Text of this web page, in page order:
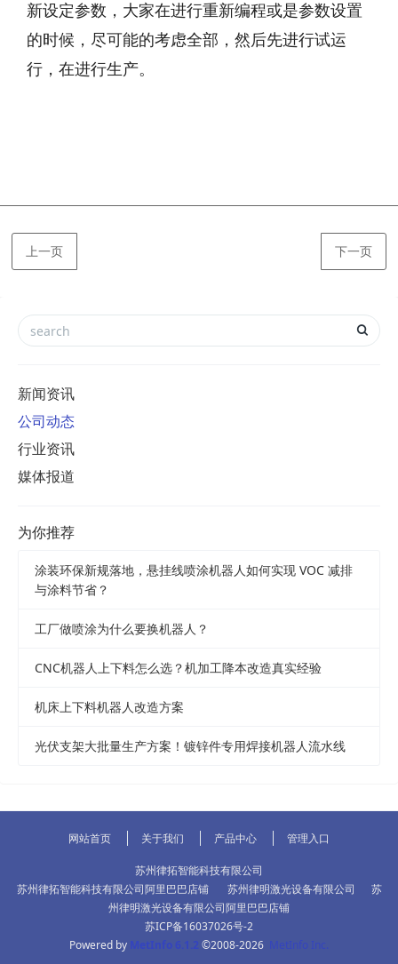
新设定参数，大家在进行重新编程或是参数设置
的时候，尽可能的考虑全部，然后先进行试运
行，在进行生产。
上一页 下一页
新闻资讯
公司动态
行业资讯
媒体报道
为你推荐
涂装环保新规落地，悬挂线喷涂机器人如何实现 VOC 减排
与涂料节省？
工厂做喷涂为什么要换机器人？
CNC机器人上下料怎么选？机加工降本改造真实经验
机床上下料机器人改造方案
光伏支架大批量生产方案！镀锌件专用焊接机器人流水线
网站首页 关于我们 产品中心 管理入口
苏州律拓智能科技有限公司
苏州律拓智能科技有限公司阿里巴巴店铺
苏州律明激光设备有限公司
苏
州律明激光设备有限公司阿里巴巴店铺
苏ICP备16037026号-2
Powered by MetInfo 6.1.2 ©2008-2026 MetInfo Inc.